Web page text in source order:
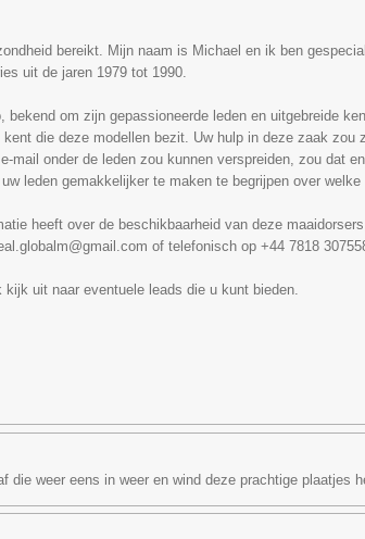
bereikt. Mijn naam is Michael en ik ben
uit de jaren 1979 tot 1990.
bekend om zijn gepassioneerde leden en uitgebreide
die deze modellen bezit. Uw hulp in deze zaak
mail onder de leden zou kunnen verspreiden, zou dat
leden gemakkelijker te maken te begrijpen over
heeft over de beschikbaarheid van deze
of telefonisch op +44 7818
uit naar eventuele leads die u kunt bieden.
die weer eens in weer en wind deze prachtige plaatjes